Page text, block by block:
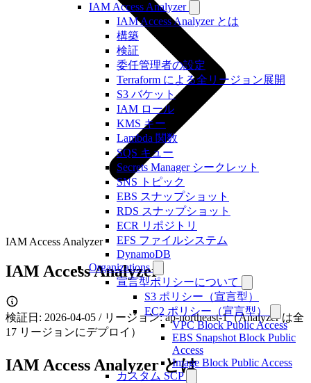
IAM Access Analyzer
IAM Access Analyzer とは
構築
検証
委任管理者の設定
Terraform による全リージョン展開
S3 バケット
IAM ロール
KMS キー
Lambda 関数
SQS キュー
Secrets Manager シークレット
SNS トピック
EBS スナップショット
RDS スナップショット
ECR リポジトリ
EFS ファイルシステム
DynamoDB
Organizations
宣言型ポリシーについて
S3 ポリシー（宣言型）
EC2 ポリシー（宣言型）
VPC Block Public Access
EBS Snapshot Block Public
Access
Image Block Public Access
カスタム SCP
IAM Access Analyzer
IAM Access Analyzer
検証日: 2026-04-05 / リージョン: ap-northeast-1（Analyzer は全
17 リージョンにデプロイ）
IAM Access Analyzer とは